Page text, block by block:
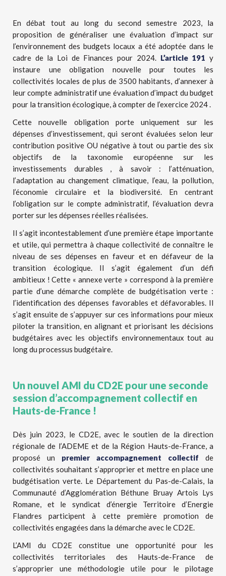
En débat tout au long du second semestre 2023, la
proposition de généraliser une évaluation d’impact sur
l’environnement des budgets locaux a été adoptée dans le
cadre de la Loi de Finances pour 2024. L’article 191 y
instaure une obligation nouvelle pour toutes les
collectivités locales de plus de 3500 habitants, d’annexer à
leur compte administratif une évaluation d’impact du budget
pour la transition écologique, à compter de l’exercice 2024 .
Cette nouvelle obligation porte uniquement sur les
dépenses d’investissement, qui seront évaluées selon leur
contribution positive OU négative à tout ou partie des six
objectifs de la taxonomie européenne sur les
investissements durables , à savoir : l’atténuation,
l’adaptation au changement climatique, l’eau, la pollution,
l’économie circulaire et la biodiversité. En centrant
l’obligation sur le compte administratif, l’évaluation devra
porter sur les dépenses réelles réalisées.
Il s’agit incontestablement d’une première étape importante
et utile, qui permettra à chaque collectivité de connaître le
niveau de ses dépenses en faveur et en défaveur de la
transition écologique. Il s’agit également d’un défi
ambitieux ! Cette « annexe verte » correspond à la première
partie d’une démarche complète de budgétisation verte :
l’identification des dépenses favorables et défavorables. Il
s’agit ensuite de s’appuyer sur ces informations pour mieux
piloter la transition, en alignant et priorisant les décisions
budgétaires avec les objectifs environnementaux tout au
long du processus budgétaire.
Un nouvel AMI du CD2E pour une seconde
session d’accompagnement collectif en
Hauts-de-France !
Dès juin 2023, le CD2E, avec le soutien de la direction
régionale de l’ADEME et de la Région Hauts-de-France, a
proposé un premier accompagnement collectif de
collectivités souhaitant s’approprier et mettre en place une
budgétisation verte. Le Département du Pas-de-Calais, la
Communauté d’Agglomération Béthune Bruay Artois Lys
Romane, et le syndicat d’énergie Territoire d’Energie
Flandres participent à cette première promotion de
collectivités engagées dans la démarche avec le CD2E.
L’AMI du CD2E constitue une opportunité pour les
collectivités territoriales des Hauts-de-France de
s’approprier une méthodologie utile pour le pilotage